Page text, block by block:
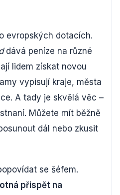
evropských dotacích.
dává peníze na různé
lidem získat novou
vypisují kraje, města
A tady je skvělá věc –
Můžete mít běžně
dál nebo zkusit
se šéfem.
přispět na